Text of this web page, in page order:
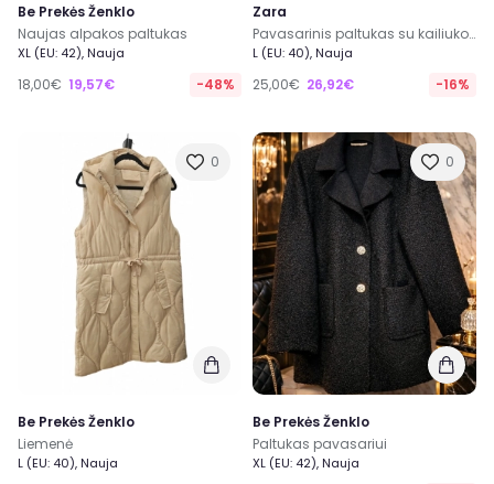
Be Prekės Ženklo
Naujas alpakos paltukas
XL (EU: 42), Nauja
18,00€ 19,57€ -48%
Zara
Pavasarinis paltukas su kailiuko apdaila
L (EU: 40), Nauja
25,00€ 26,92€ -16%
0
Be Prekės Ženklo
Liemenė
L (EU: 40), Nauja
0
Be Prekės Ženklo
Paltukas pavasariui
XL (EU: 42), Nauja